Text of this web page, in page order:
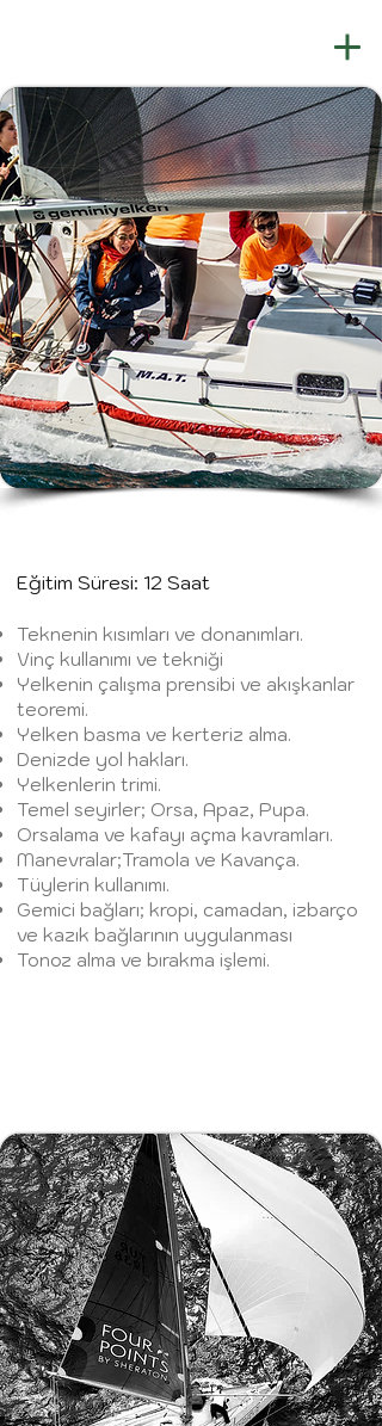
Eğitim Süresi: 12 Saat
Teknenin kısımları ve donanımları.
Vinç kullanımı ve tekniği
Yelkenin çalışma prensibi ve akışkanlar
teoremi.
Yelken basma ve kerteriz alma.
Denizde yol hakları.
Yelkenlerin trimi.
Temel seyirler; Orsa, Apaz, Pupa.
Orsalama ve kafayı açma kavramları.
Manevralar;Tramola ve Kavança.
Tüylerin kullanımı.
Gemici bağları; kropi, camadan, izbarço
ve kazık bağlarının uygulanması
Tonoz alma ve bırakma işlemi.